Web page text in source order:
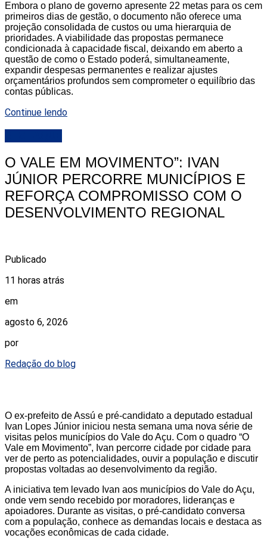
Embora o plano de governo apresente 22 metas para os cem
primeiros dias de gestão, o documento não oferece uma
projeção consolidada de custos ou uma hierarquia de
prioridades. A viabilidade das propostas permanece
condicionada à capacidade fiscal, deixando em aberto a
questão de como o Estado poderá, simultaneamente,
expandir despesas permanentes e realizar ajustes
orçamentários profundos sem comprometer o equilíbrio das
contas públicas.
Continue lendo
O VALE EM MOVIMENTO”: IVAN
JÚNIOR PERCORRE MUNICÍPIOS E
REFORÇA COMPROMISSO COM O
DESENVOLVIMENTO REGIONAL
Publicado
11 horas atrás
em
agosto 6, 2026
por
Redação do blog
O ex-prefeito de Assú e pré-candidato a deputado estadual
Ivan Lopes Júnior iniciou nesta semana uma nova série de
visitas pelos municípios do Vale do Açu. Com o quadro “O
Vale em Movimento”, Ivan percorre cidade por cidade para
ver de perto as potencialidades, ouvir a população e discutir
propostas voltadas ao desenvolvimento da região.
A iniciativa tem levado Ivan aos municípios do Vale do Açu,
onde vem sendo recebido por moradores, lideranças e
apoiadores. Durante as visitas, o pré-candidato conversa
com a população, conhece as demandas locais e destaca as
vocações econômicas de cada cidade.